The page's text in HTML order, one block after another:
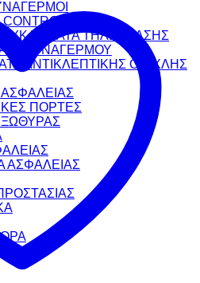
ΚΥΚΛΩΜΑΤΑ ΤΗΛΕΟΡΑΣΗΣ
ΣΥΝΑΓΕΡΜΟΥ
ΑΝΤΙΚΛΕΠΤΙΚΗΣ ΟΜΙΧΛΗΣ
ΠΟΡΤΕΣ
ΑΣΦΑΛΕΙΑΣ